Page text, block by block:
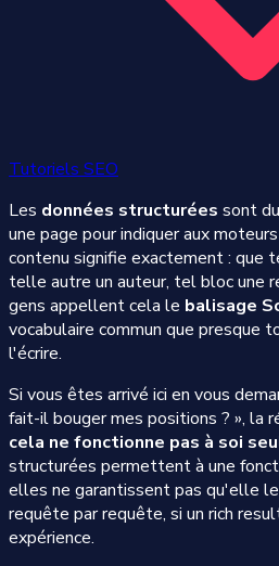
Tutoriels SEO
Les données structurées sont
une page pour indiquer aux
contenu signifie exactement : que
telle autre un auteur, tel bloc une
gens appellent cela le balisage
vocabulaire commun que presque
l'écrire.
Si vous êtes arrivé ici en vous
fait-il bouger mes positions ? », la
cela ne fonctionne pas à soi
structurées permettent à une
elles ne garantissent pas qu'elle
requête par requête, si un rich
expérience.